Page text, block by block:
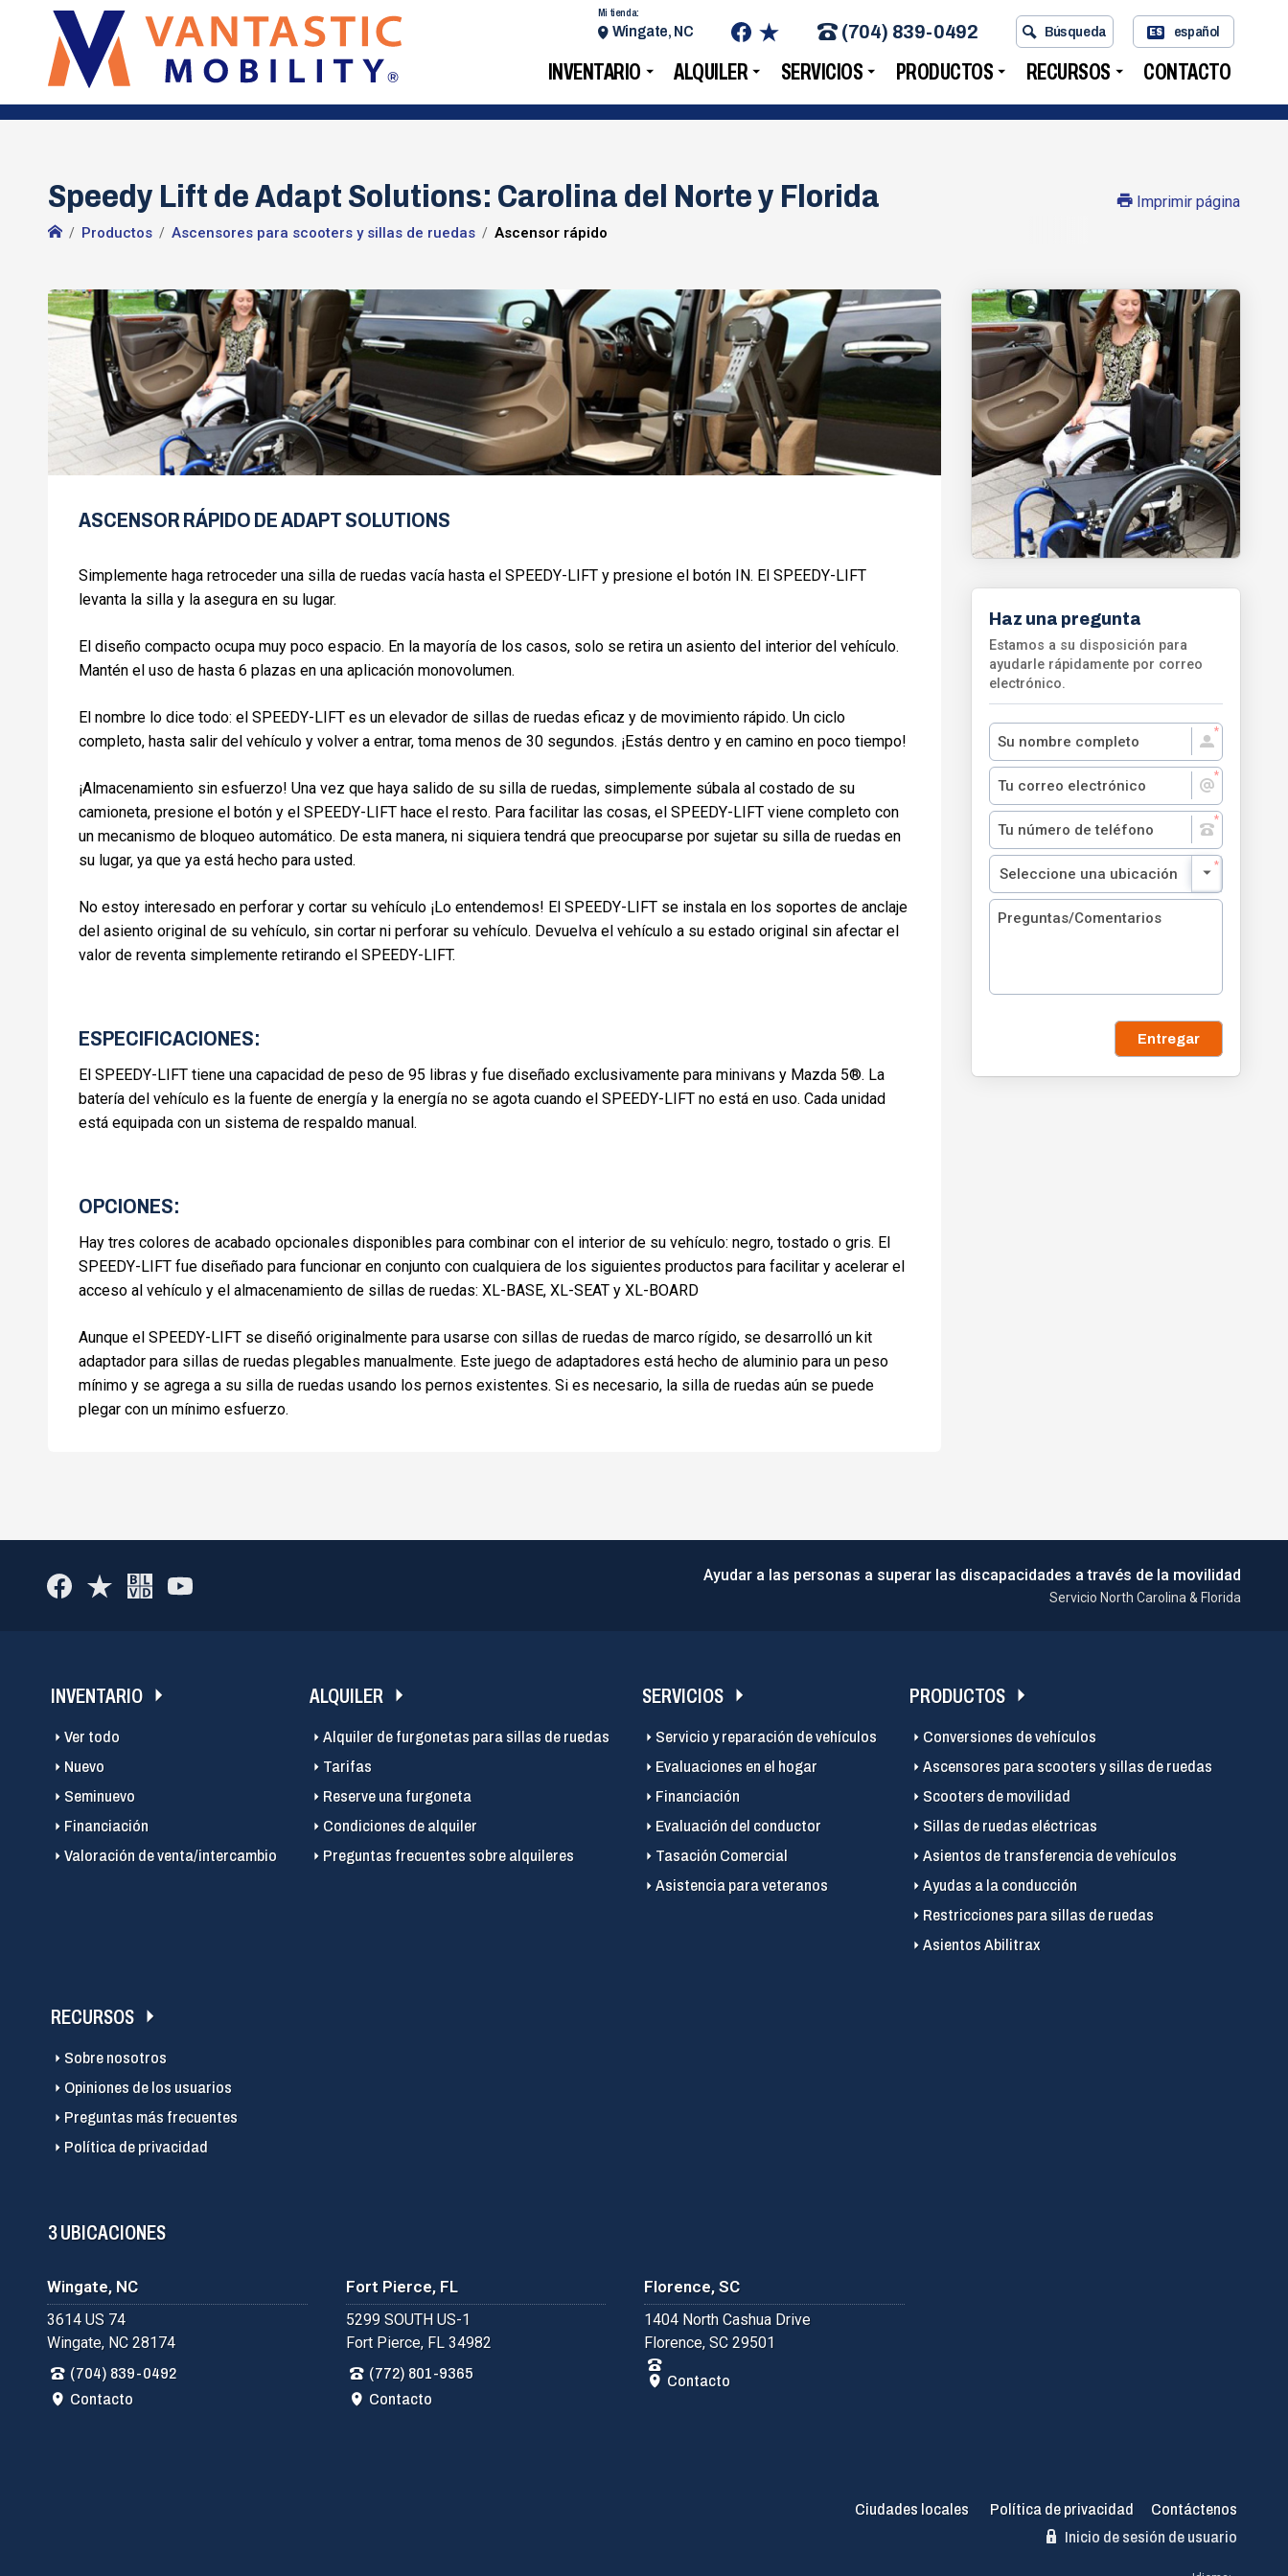
INVENTARIO ALQUILER SERVICIOS PRODUCTOS RECURSOS CONTACTO
Mi tienda:
Wingate, NC (704) 839-0492 Búsqueda ES español
Speedy Lift de Adapt Solutions: Carolina del Norte y Florida
Productos Ascensores para scooters y sillas de ruedas Ascensor rápido
Imprimir página
ASCENSOR RÁPIDO DE ADAPT SOLUTIONS
Simplemente haga retroceder una silla de ruedas vacía hasta el SPEEDY-LIFT y presione el botón IN. El SPEEDY-LIFT
levanta la silla y la asegura en su lugar.
El diseño compacto ocupa muy poco espacio. En la mayoría de los casos, solo se retira un asiento del interior del vehículo.
Mantén el uso de hasta 6 plazas en una aplicación monovolumen.
El nombre lo dice todo: el SPEEDY-LIFT es un elevador de sillas de ruedas eficaz y de movimiento rápido. Un ciclo
completo, hasta salir del vehículo y volver a entrar, toma menos de 30 segundos. ¡Estás dentro y en camino en poco tiempo!
¡Almacenamiento sin esfuerzo! Una vez que haya salido de su silla de ruedas, simplemente súbala al costado de su
camioneta, presione el botón y el SPEEDY-LIFT hace el resto. Para facilitar las cosas, el SPEEDY-LIFT viene completo con
un mecanismo de bloqueo automático. De esta manera, ni siquiera tendrá que preocuparse por sujetar su silla de ruedas en
su lugar, ya que ya está hecho para usted.
No estoy interesado en perforar y cortar su vehículo ¡Lo entendemos! El SPEEDY-LIFT se instala en los soportes de anclaje
del asiento original de su vehículo, sin cortar ni perforar su vehículo. Devuelva el vehículo a su estado original sin afectar el
valor de reventa simplemente retirando el SPEEDY-LIFT.
ESPECIFICACIONES:
El SPEEDY-LIFT tiene una capacidad de peso de 95 libras y fue diseñado exclusivamente para minivans y Mazda 5®. La
batería del vehículo es la fuente de energía y la energía no se agota cuando el SPEEDY-LIFT no está en uso. Cada unidad
está equipada con un sistema de respaldo manual.
OPCIONES:
Hay tres colores de acabado opcionales disponibles para combinar con el interior de su vehículo: negro, tostado o gris. El
SPEEDY-LIFT fue diseñado para funcionar en conjunto con cualquiera de los siguientes productos para facilitar y acelerar el
acceso al vehículo y el almacenamiento de sillas de ruedas: XL-BASE, XL-SEAT y XL-BOARD
Aunque el SPEEDY-LIFT se diseñó originalmente para usarse con sillas de ruedas de marco rígido, se desarrolló un kit
adaptador para sillas de ruedas plegables manualmente. Este juego de adaptadores está hecho de aluminio para un peso
mínimo y se agrega a su silla de ruedas usando los pernos existentes. Si es necesario, la silla de ruedas aún se puede
plegar con un mínimo esfuerzo.
Haz una pregunta
Estamos a su disposición para
ayudarle rápidamente por correo
electrónico.
Entregar
Ayudar a las personas a superar las discapacidades a través de la movilidad
Servicio North Carolina & Florida
INVENTARIO
Ver todo
Nuevo
Seminuevo
Financiación
Valoración de venta/intercambio
ALQUILER
Alquiler de furgonetas para sillas de ruedas
Tarifas
Reserve una furgoneta
Condiciones de alquiler
Preguntas frecuentes sobre alquileres
SERVICIOS
Servicio y reparación de vehículos
Evaluaciones en el hogar
Financiación
Evaluación del conductor
Tasación Comercial
Asistencia para veteranos
PRODUCTOS
Conversiones de vehículos
Ascensores para scooters y sillas de ruedas
Scooters de movilidad
Sillas de ruedas eléctricas
Asientos de transferencia de vehículos
Ayudas a la conducción
Restricciones para sillas de ruedas
Asientos Abilitrax
RECURSOS
Sobre nosotros
Opiniones de los usuarios
Preguntas más frecuentes
Política de privacidad
3 UBICACIONES
Wingate, NC
3614 US 74
Wingate, NC 28174
(704) 839-0492
Contacto
Fort Pierce, FL
5299 SOUTH US-1
Fort Pierce, FL 34982
(772) 801-9365
Contacto
Florence, SC
1404 North Cashua Drive
Florence, SC 29501
Contacto
Ciudades locales Política de privacidad
Contáctenos
Inicio de sesión de usuario